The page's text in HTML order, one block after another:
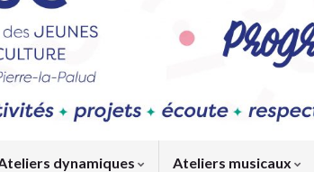
dynamiques Ateliers musicaux